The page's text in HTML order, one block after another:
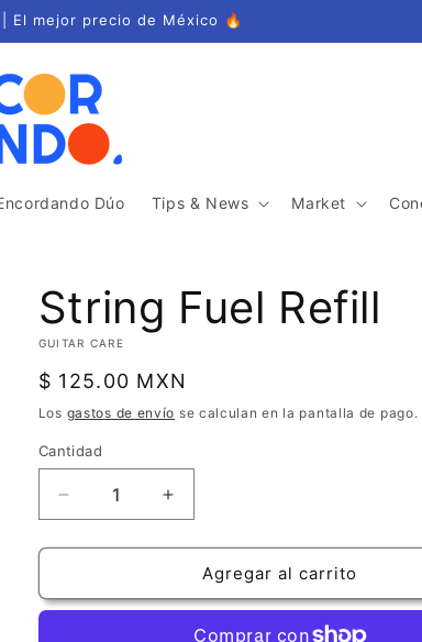
El mejor precio de México 🔥
Dúo Tips & News Market
String Fuel Refill
GUITAR CARE
Precio
habitual
$ 125.00 MXN
Los gastos de envío se calculan en la pantalla de pago.
Cantidad
Cantidad
Reducir
cantidad
para
Fuel
Aumentar
cantidad
para
String
Fuel
Agregar al carrito